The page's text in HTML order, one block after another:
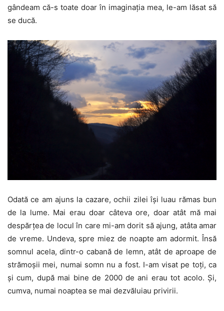
gândeam că-s toate doar în imaginația mea, le-am lăsat să
se ducă.
Odată ce am ajuns la cazare, ochii zilei își luau rămas bun
de la lume. Mai erau doar câteva ore, doar atât mă mai
despărțea de locul în care mi-am dorit să ajung, atâta amar
de vreme. Undeva, spre miez de noapte am adormit. Însă
somnul acela, dintr-o cabană de lemn, atât de aproape de
strămoșii mei, numai somn nu a fost. I-am visat pe toți, ca
și cum, după mai bine de 2000 de ani erau tot acolo. Și,
cumva, numai noaptea se mai dezvăluiau privirii.